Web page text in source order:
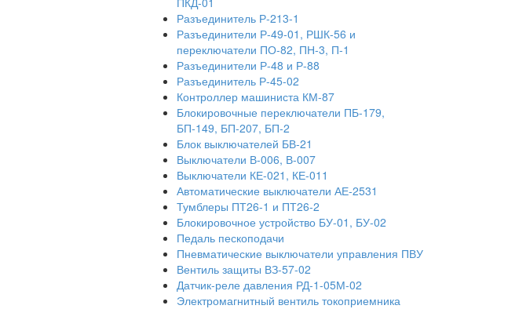
Разъединитель Р-213-1
Разъединители Р-49-01, РШК-56 и
переключатели ПО-82, ПН-3, П-1
Разъединители Р-48 и Р-88
Разъединитель Р-45-02
Контроллер машиниста КМ-87
Блокировочные переключатели ПБ-179,
БП-149, БП-207, БП-2
Блок выключателей БВ-21
Выключатели В-006, В-007
Выключатели КЕ-021, КЕ-011
Автоматические выключатели АЕ-2531
Тумблеры ПТ26-1 и ПТ26-2
Блокировочное устройство БУ-01, БУ-02
Педаль пескоподачи
Пневматические выключатели управления ПВУ
Вентиль защиты ВЗ-57-02
Датчик-реле давления РД-1-05М-02
Электромагнитный вентиль токоприемника